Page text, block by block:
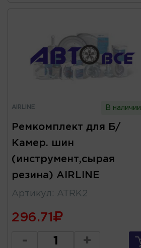
AIRLINE В наличии
Ремкомплект для Б/
Камер. шин
(инструмент,сырая
резина) AIRLINE
Артикул : ATRK2
296.71
- +